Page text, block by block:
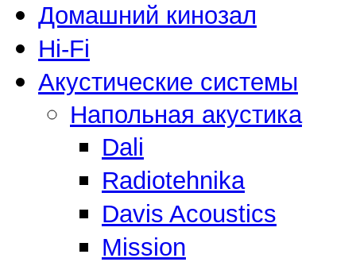
Домашний кинозал
Hi-Fi
Акустические системы
Напольная акустика
Dali
Radiotehnika
Davis Acoustics
Mission